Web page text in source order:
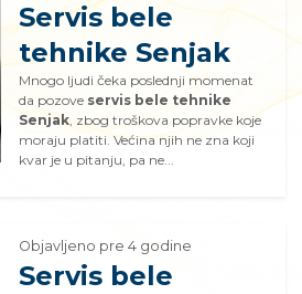
Servis bele
tehnike Senjak
Mnogo ljudi čeka poslednji momenat
da pozove servis bele tehnike
Senjak, zbog troškova popravke koje
moraju platiti. Većina njih ne zna koji
kvar je u pitanju, pa ne...
Objavljeno pre 4 godine
Servis bele